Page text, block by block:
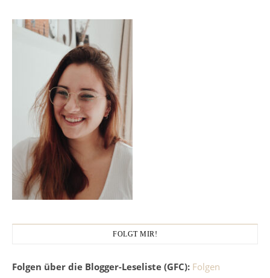
FOLGT MIR!
Folgen über die Blogger-Leseliste (GFC): Folgen